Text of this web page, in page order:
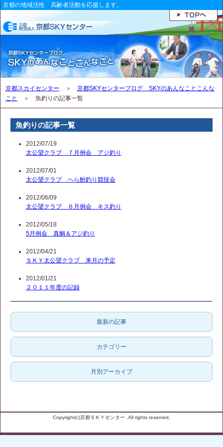
京都の地域活性 高齢者活動を応援します。
京都スカイセンター ＞ 京都SKYセンターブログ SKYのあんなことこんな
こと
＞ 魚釣りの記事一覧
魚釣りの記事一覧
2012/07/19
太公望クラブ ７月例会 アジ釣り
2012/07/01
太公望クラブ へら鮒釣り競技会
2012/06/09
太公望クラブ ６月例会 キス釣り
2012/05/18
5月例会 真鯛＆アジ釣り
2012/04/21
ＳＫＹ太公望クラブ 来月の予定
2012/01/21
２０１１年度の記録
最新の記事
カテゴリー
月別アーカイブ
Copyright(c)京都ＳＫＹセンター .All rights reserved.